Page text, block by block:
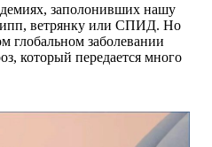
заполонивших нашу
ветрянку или СПИД. Но
глобальном заболевании
который передается много